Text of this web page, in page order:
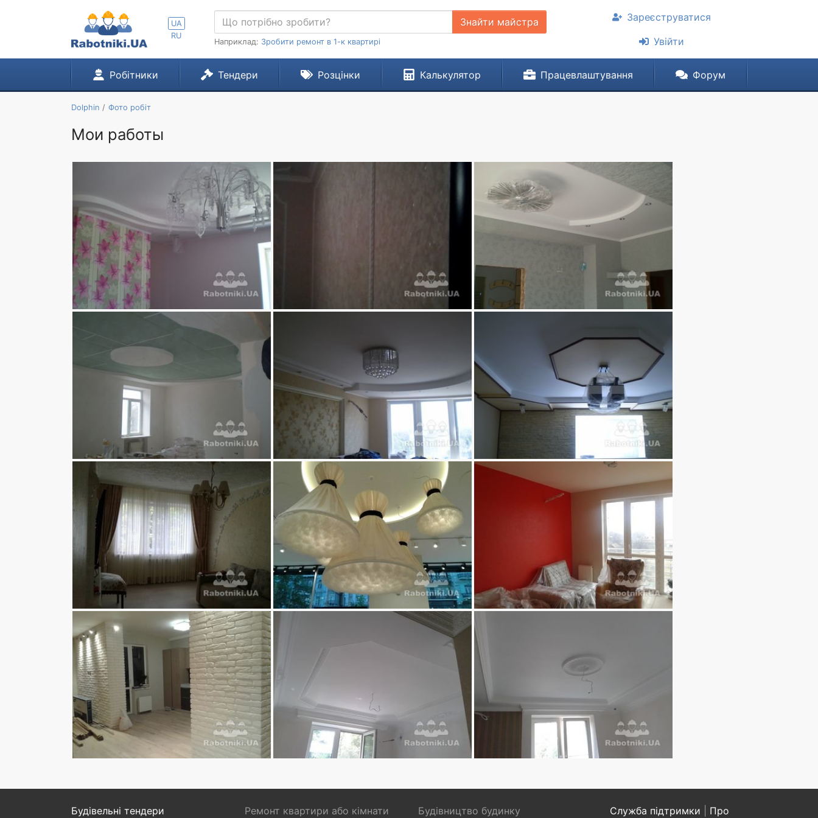
UA
RU
Знайти майстра
Наприклад: Зробити ремонт в 1-к квартирі
Зареєструватися
Увійти
Робітники Тендери Розцінки Калькулятор Працевлаштування Форум
Dolphin Фото робіт
Мои работы
Будівельні тендери Ремонт квартири або кімнати Будівництво будинку Служба підтримки Про